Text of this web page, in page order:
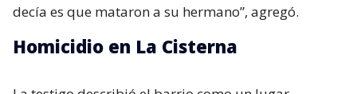
decía es que mataron a su hermano”, agregó.
Homicidio en La Cisterna